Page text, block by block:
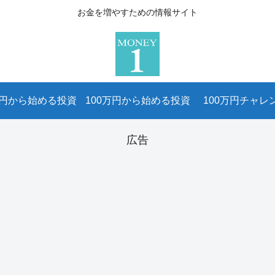
お金を増やすための情報サイト
から始める投資 100万円から始める投資 100万円チャレ
広告